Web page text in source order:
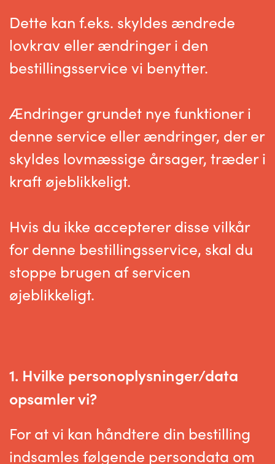
Dette kan f.eks. skyldes ændrede
lovkrav eller ændringer i den
bestillingsservice vi benytter.
Ændringer grundet nye funktioner i
denne service eller ændringer, der er
skyldes lovmæssige årsager, træder i
kraft øjeblikkeligt.
Hvis du ikke accepterer disse vilkår
for denne bestillingsservice, skal du
stoppe brugen af servicen
øjeblikkeligt.
1. Hvilke personoplysninger/data
opsamler vi?
For at vi kan håndtere din bestilling
indsamles følgende persondata om